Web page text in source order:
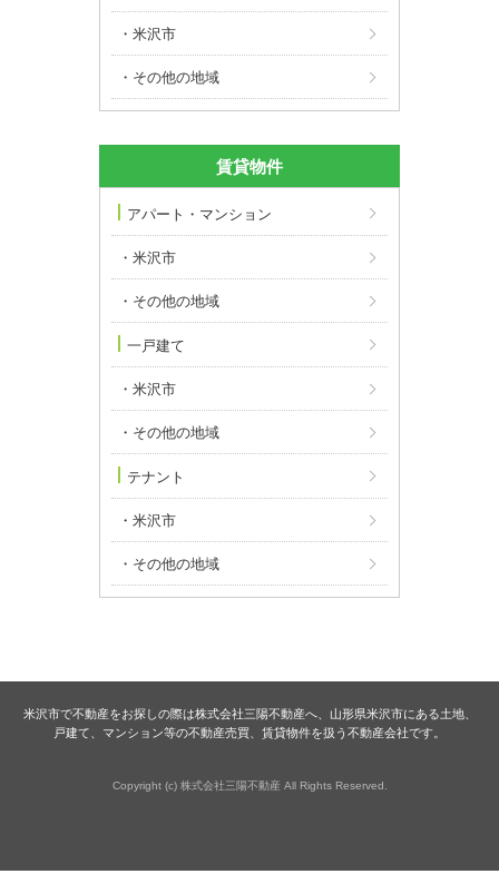
・米沢市
・その他の地域
アパート・マンション
・米沢市
・その他の地域
一戸建て
・米沢市
・その他の地域
テナント
・米沢市
・その他の地域
米沢市で不動産をお探しの際は株式会社三陽不動産へ、山形県米沢市にある土地、
戸建て、マンション等の不動産売買、賃貸物件を扱う不動産会社です。
Copyright (c) 株式会社三陽不動産 All Rights Reserved.